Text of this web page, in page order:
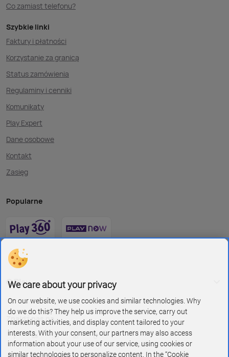
Co zamiast telefonu?
Szybkie linki
Faktury i płatności
Korzystanie za granicą
Status zamówienia
Regulaminy i cenniki
Komunikaty
Play Expert
Dane osobowe
Kontakt
Zasięg
Popularne
O Play
Znajdź nas na
We care about your privacy
On our website, we use cookies and similar technologies. Why
do we do this? They help us improve the service, carry out
marketing activities, and display content tailored to your
interests. With your consent, our partners may also access
information about your use of our service, using cookies or
similar technologies to personalize content. In the “Cookie